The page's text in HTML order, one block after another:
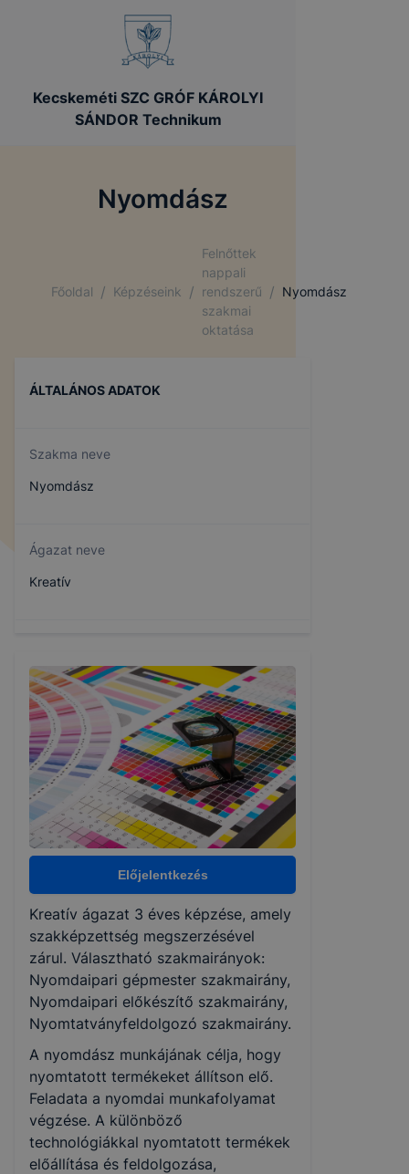
Kecskeméti SZC GRÓF KÁROLYI
SÁNDOR Technikum
Nyomdász
Főoldal / Képzéseink /
Felnőttek
nappali
rendszerű
szakmai
oktatása
/ Nyomdász
ÁLTALÁNOS ADATOK
Szakma neve
Nyomdász
Ágazat neve
Kreatív
402111612
Képzés időtartama
3 év
Választható szakmairányok:
Nyomdaipari előkészítő
Nyomtatványfeldolgozó
KKK/PTT
KKK letöltése (pdf)
PTT letöltése (pdf)
Okleveles technikusképzés
Nem
Előjelentkezés
Kreatív ágazat 3 éves képzése, amely
szakképzettség megszerzésével
zárul. Választható szakmairányok:
Nyomdaipari gépmester szakmairány,
Nyomdaipari előkészítő szakmairány,
Nyomtatványfeldolgozó szakmairány.
A nyomdász munkájának célja, hogy
nyomtatott termékeket állítson elő.
Feladata a nyomdai munkafolyamat
végzése. A különböző
technológiákkal nyomtatott termékek
előállítása és feldolgozása,